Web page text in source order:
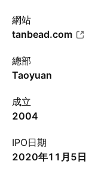
網站
tanbead.com
總部
Taoyuan
成立
2004
IPO日期
2020年11月5日